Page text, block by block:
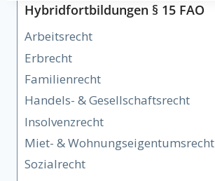
Hybridfortbildungen § 15 FAO
Arbeitsrecht
Erbrecht
Familienrecht
Handels- & Gesellschaftsrecht
Insolvenzrecht
Miet- & Wohnungseigentumsrecht
Sozialrecht